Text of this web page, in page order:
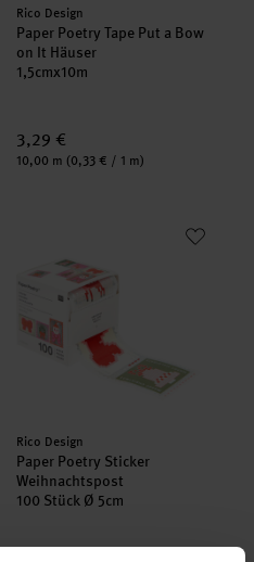
Hersteller:
Rico Design
Paper Poetry Tape Put a Bow
on It Häuser
1,5cmx10m
3,29 €
Inhalt:
10,00 m (0,33 € / 1 m)
Paper Poetry Sticker
Hersteller:
Rico Design
Paper Poetry Sticker
Weihnachtspost
100 Stück Ø 5cm